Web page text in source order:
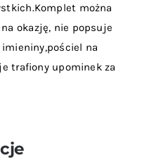
można
okazję, nie popsuje
na
trafiony upominek za